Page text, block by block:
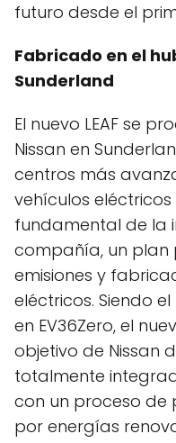
futuro desde el
Fabricado en el
Sunderland
El nuevo LEAF se
Nissan en
centros más
vehículos
fundamental de la
compañía, un
emisiones y
eléctricos. Siendo
en EV36Zero, el
objetivo de Nissan
totalmente
con un proceso de
por energías